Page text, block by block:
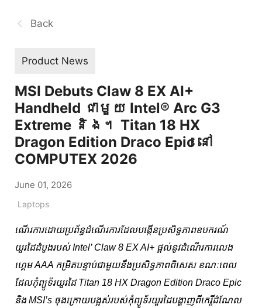
Back
Product News
MSI Debuts Claw 8 EX AI+
Handheld ជាមួយ Intel® Arc G3
Extreme និង។ Titan 18 HX
Dragon Edition Draco Epic នៅ
COMPUTEX 2026
June 01, 2026
Laptops
ណើរការដោយប្រព័ន្ធដំណើរការដែលបង្កើនប្រសិទ្ធភាពឧបករណ៍
យួរដៃដំបូងរបស់ Intel’ Claw 8 EX AI+ ផ្តល់នូវដំណើរការលេង
ហ្គេម AAA កម្រិតបន្ទាប់ជាមួយនឹងប្រសិទ្ធភាពពិសេស ខណៈពេល
ដែលកុំព្យូទ័រយួរដៃ Titan 18 HX Dragon Edition Draco Epic
និង MSI’s ចុងក្រោយបង្អស់របស់កុំព្យូទ័រយួរដៃបង្ហាញពីកេរ្តិ៍ដំណែល